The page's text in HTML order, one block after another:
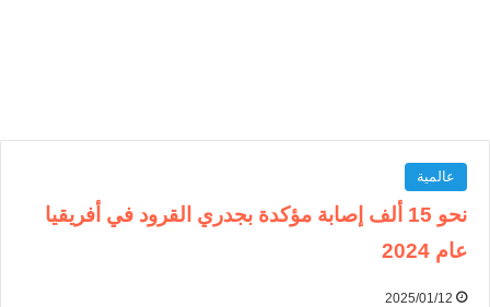
عالمية
نحو 15 ألف إصابة مؤكدة بجدري القرود في أفريقيا
عام 2024
2025/01/12